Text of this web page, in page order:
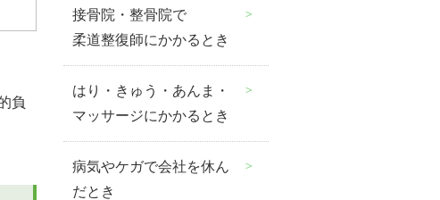
負
接骨院・整骨院で
柔道整復師にかかるとき
はり・きゅう・あんま・
マッサージにかかるとき
病気やケガで会社を休ん
だとき